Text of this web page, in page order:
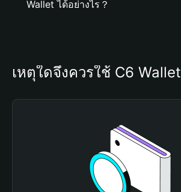
Wallet ได้อย่างไร？
เหตุใดจึงควรใช้ C6 Wallet